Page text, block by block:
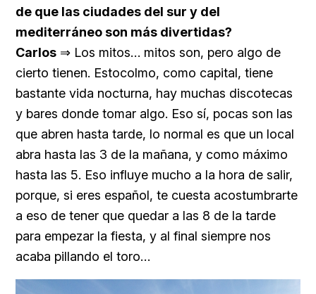
de que las ciudades del sur y del
mediterráneo son más divertidas?
Carlos ⇒ Los mitos… mitos son, pero algo de
cierto tienen. Estocolmo, como capital, tiene
bastante vida nocturna, hay muchas discotecas
y bares donde tomar algo. Eso sí, pocas son las
que abren hasta tarde, lo normal es que un local
abra hasta las 3 de la mañana, y como máximo
hasta las 5. Eso influye mucho a la hora de salir,
porque, si eres español, te cuesta acostumbrarte
a eso de tener que quedar a las 8 de la tarde
para empezar la fiesta, y al final siempre nos
acaba pillando el toro…